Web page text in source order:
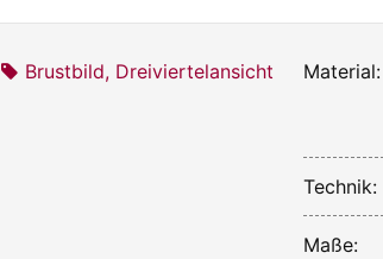
Brustbild, Dreiviertelansicht Material:
Technik:
Maße: